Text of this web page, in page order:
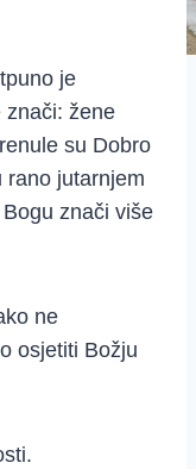
je
znači: žene
su Dobro
rano jutarnjem
znači više
ne
osjetiti Božju